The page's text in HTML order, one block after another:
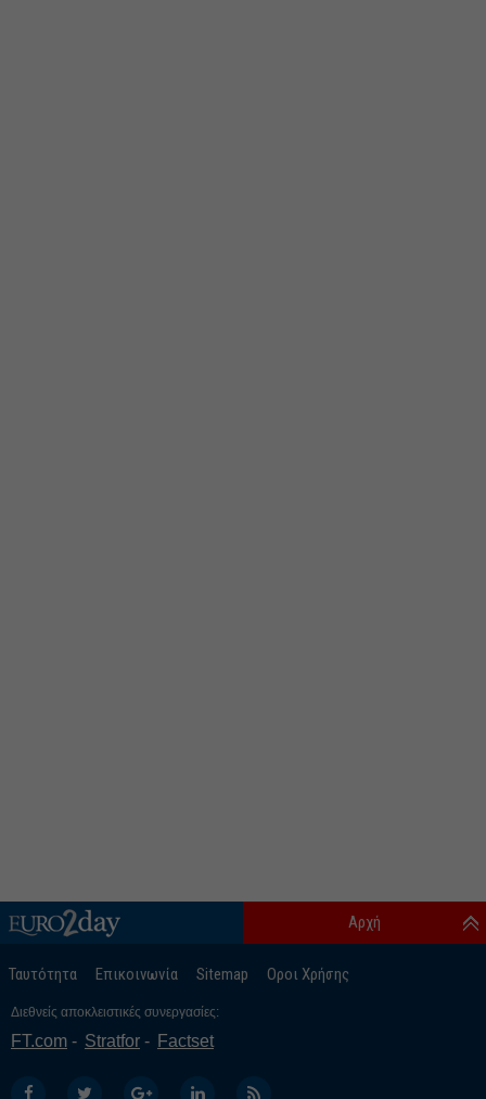
Ταυτότητα Επικοινωνία Sitemap Οροι Χρήσης
Αρχή
Διεθνείς αποκλειστικές συνεργασίες:
FT.com Stratfor Factset